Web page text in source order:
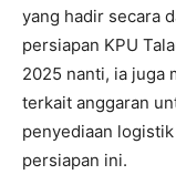
yang hadir secara
persiapan KPU
2025 nanti, ia juga
terkait anggaran
penyediaan
persiapan ini.